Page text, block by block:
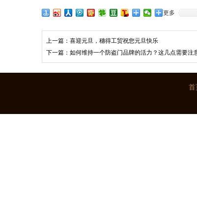
更多
上一篇： 喜迎元旦，穗得工贸祝您元旦快乐
下一篇： 如何维持一个防盗门品牌的活力？这几点需要注
首